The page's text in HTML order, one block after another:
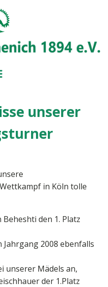
VORSTAND
SERVICE UND
BEITRAGSÜBERSICHT
BALL- UND
unserer
in Köln tolle
den 1. Platz
2008 ebenfalls
unserer Mädels an,
der 1.Platz